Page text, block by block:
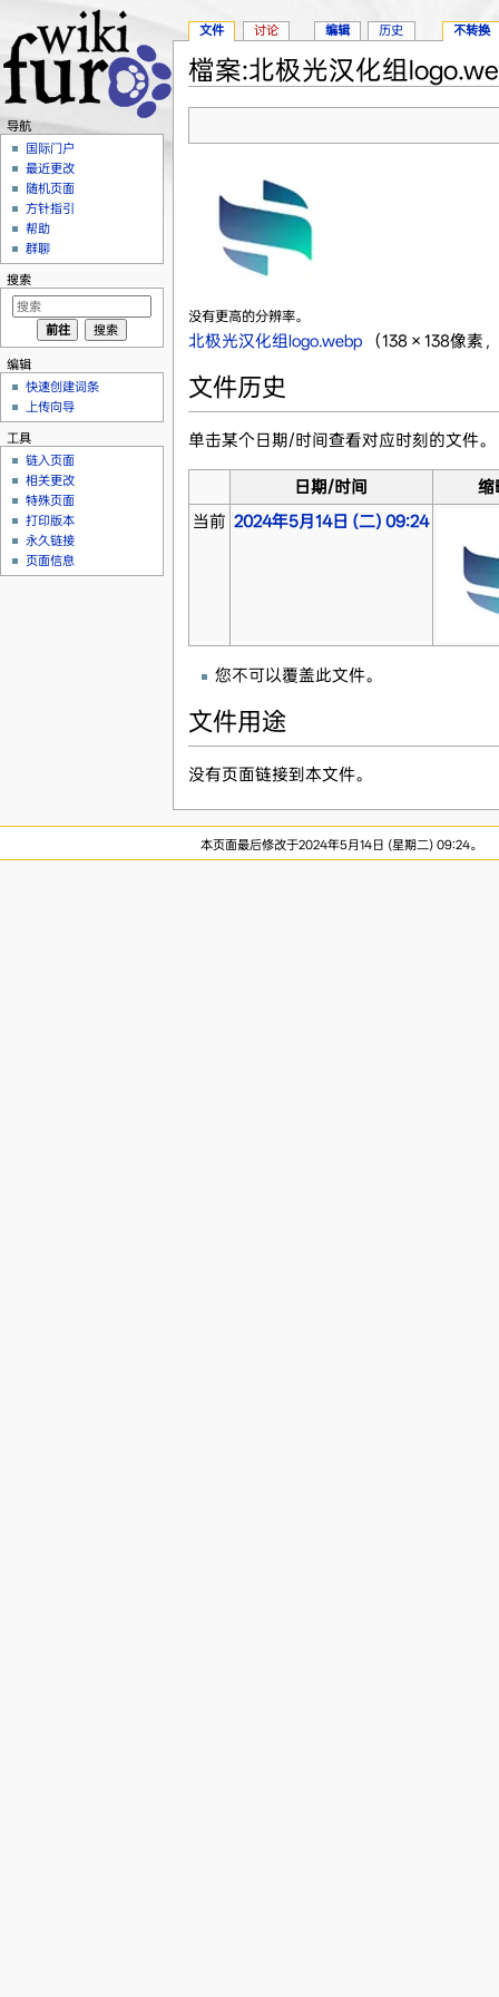
檔案:北极光汉化组
没有更高的分辨率。
北极光汉化组logo.webp‎ （138 × 138像
文件历史
单击某个日期/时间查看对应时刻的文件。
日期/时间
缩
当前 2024年5月14日 (二) 09:24
您不可以覆盖此文件。
文件用途
没有页面链接到本文件。
文件 讨论 编辑 历史 不转换
导航
国际门户
最近更改
随机页面
方针指引
帮助
群聊
搜索
编辑
快速创建词条
上传向导
工具
链入页面
相关更改
特殊页面
打印版本
永久链接
页面信息
本页面最后修改于2024年5月14日 (星期二) 09:24。